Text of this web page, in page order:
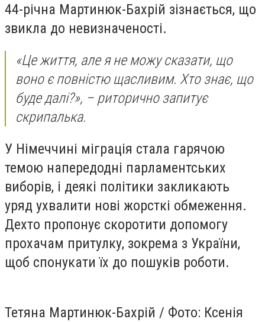
44-річна Мартинюк-Бахрій зізнається, що
звикла до невизначеності.
«Це життя, але я не можу сказати, що
воно є повністю щасливим. Хто знає, що
буде далі?», – риторично запитує
скрипалька.
У Німеччині міграція стала гарячою
темою напередодні парламентських
виборів, і деякі політики закликають
уряд ухвалити нові жорсткі обмеження.
Дехто пропонує скоротити допомогу
прохачам притулку, зокрема з України,
щоб спонукати їх до пошуків роботи.
Тетяна Мартинюк-Бахрій / Фото: Ксенія